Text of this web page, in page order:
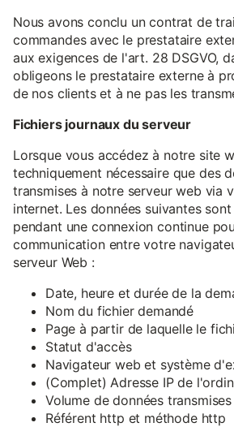
Nous avons conclu un contrat de
commandes avec le prestataire
aux exigences de l'art. 28 DSGVO,
obligeons le prestataire externe à
de nos clients et à ne pas les
Fichiers journaux du serveur
Lorsque vous accédez à notre site
techniquement nécessaire que des
transmises à notre serveur web via
internet. Les données suivantes
pendant une connexion continue
communication entre votre
serveur Web :
Date, heure et durée de la
Nom du fichier demandé
Page à partir de laquelle le
Statut d'accès
Navigateur web et système
(Complet) Adresse IP de
Volume de données transmises
Référent http et méthode http